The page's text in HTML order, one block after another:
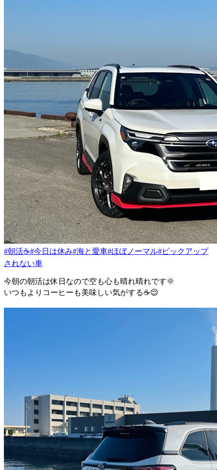
#朝活☕️#今日は休み#海と愛車#ほぼノーマル#ピックアップ
されない車
今朝の朝活は休日なので空も心も晴れ晴れです🌞
いつもよりコーヒーも美味しい気がする☕️😌